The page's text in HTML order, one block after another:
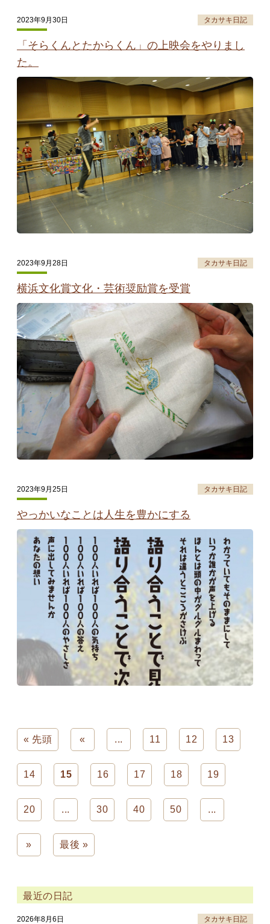
2023年9月30日 タカサキ日記
「そらくんとたからくん」の上映会をやりまし
た。
2023年9月28日 タカサキ日記
横浜文化賞文化・芸術奨励賞を受賞
2023年9月25日 タカサキ日記
やっかいなことは人生を豊かにする
« 先頭 « ... 11 12 13
14 15 16 17 18 19
20 ... 30 40 50 ...
» 最後 »
最近の日記
2026年8月6日 タカサキ日記